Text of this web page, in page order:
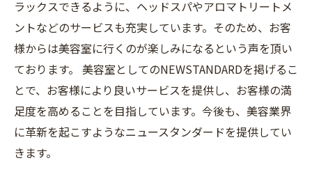
ラックスできるように、ヘッドスパやアロマトリートメ
ントなどのサービスも充実しています。そのため、お客
様からは美容室に行くのが楽しみになるという声を頂い
ております。 美容室としてのNEWSTANDARDを掲げるこ
とで、お客様により良いサービスを提供し、お客様の満
足度を高めることを目指しています。今後も、美容業界
に革新を起こすようなニュースタンダードを提供してい
きます。